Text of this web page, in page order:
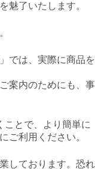
魅了いたします。
では、実際に商品を
案内のためにも、事
ことで、より簡単に
ご利用ください。
しております。恐れ